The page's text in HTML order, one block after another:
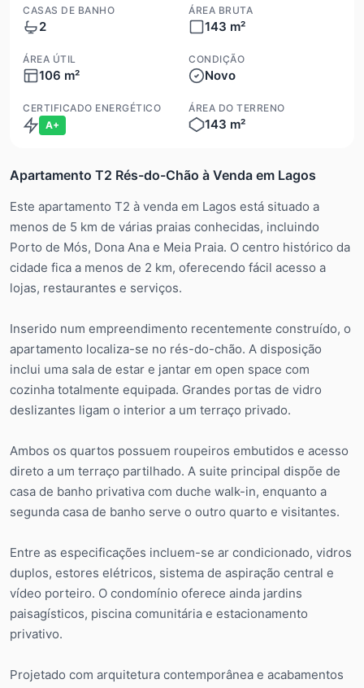
CASAS DE BANHO
2
ÁREA BRUTA
143 m²
ÁREA ÚTIL
106 m²
CONDIÇÃO
Novo
CERTIFICADO ENERGÉTICO
A+
ÁREA DO TERRENO
143 m²
Apartamento T2 Rés-do-Chão à Venda em Lagos
Este apartamento T2 à venda em Lagos está situado a
menos de 5 km de várias praias conhecidas, incluindo
Porto de Mós, Dona Ana e Meia Praia. O centro histórico da
cidade fica a menos de 2 km, oferecendo fácil acesso a
lojas, restaurantes e serviços.
Inserido num empreendimento recentemente construído, o
apartamento localiza-se no rés-do-chão. A disposição
inclui uma sala de estar e jantar em open space com
cozinha totalmente equipada. Grandes portas de vidro
deslizantes ligam o interior a um terraço privado.
Ambos os quartos possuem roupeiros embutidos e acesso
direto a um terraço partilhado. A suite principal dispõe de
casa de banho privativa com duche walk-in, enquanto a
segunda casa de banho serve o outro quarto e visitantes.
Entre as especificações incluem-se ar condicionado, vidros
duplos, estores elétricos, sistema de aspiração central e
vídeo porteiro. O condomínio oferece ainda jardins
paisagísticos, piscina comunitária e estacionamento
privativo.
Projetado com arquitetura contemporânea e acabamentos